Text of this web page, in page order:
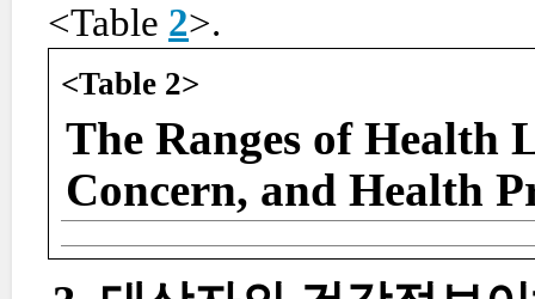
<Table 2>.
<Table 2>
The Ranges of Health
Concern, and Health